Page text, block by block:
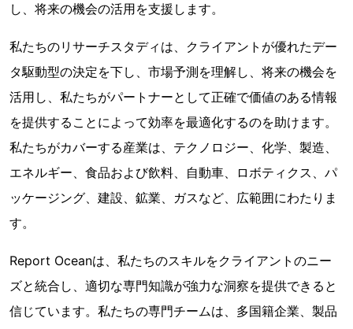
し、将来の機会の活用を支援します。
私たちのリサーチスタディは、クライアントが優れたデー
タ駆動型の決定を下し、市場予測を理解し、将来の機会を
活用し、私たちがパートナーとして正確で価値のある情報
を提供することによって効率を最適化するのを助けます。
私たちがカバーする産業は、テクノロジー、化学、製造、
エネルギー、食品および飲料、自動車、ロボティクス、パ
ッケージング、建設、鉱業、ガスなど、広範囲にわたりま
す。
Report Oceanは、私たちのスキルをクライアントのニー
ズと統合し、適切な専門知識が強力な洞察を提供できると
信じています。私たちの専門チームは、多国籍企業、製品